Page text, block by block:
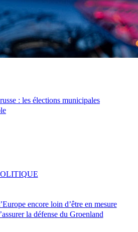
: les élections municipales
encore loin d’être en mesure
la défense du Groenland